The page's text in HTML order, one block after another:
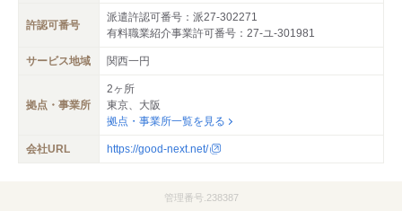
許認可番号
派遣許認可番号：派27-302271
有料職業紹介事業許可番号：27-ユ-301981
サービス地域 関西一円
拠点・事業所
2ヶ所
東京、大阪
拠点・事業所一覧を見る
会社URL https://good-next.net/
管理番号.238387